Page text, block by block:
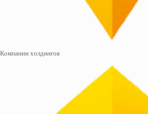
Компании холдингов